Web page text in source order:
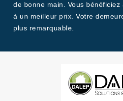
de bonne main. Vous
à un meilleur prix. Votre
plus remarquable.